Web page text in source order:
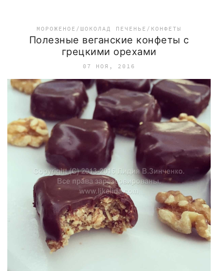
МОРОЖЕНОЕ/ШОКОЛАД ПЕЧЕНЬЕ/КОНФЕТЫ
Полезные веганские конфеты с
грецкими орехами
07 НОЯ, 2016